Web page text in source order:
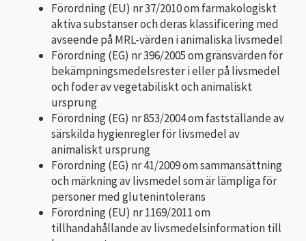
Förordning (EU) nr 37/2010 om farmakologiskt
aktiva substanser och deras klassificering med
avseende på MRL-värden i animaliska livsmedel
Förordning (EG) nr 396/2005 om gränsvärden för
bekämpningsmedelsrester i eller på livsmedel
och foder av vegetabiliskt och animaliskt
ursprung
Förordning (EG) nr 853/2004 om fastställande av
särskilda hygienregler för livsmedel av
animaliskt ursprung
Förordning (EG) nr 41/2009 om sammansättning
och märkning av livsmedel som är lämpliga för
personer med glutenintolerans
Förordning (EU) nr 1169/2011 om
tillhandahållande av livsmedelsinformation till